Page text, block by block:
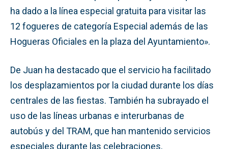
ha dado a la línea especial gratuita para visitar las
12 fogueres de categoría Especial además de las
Hogueras Oficiales en la plaza del Ayuntamiento».
De Juan ha destacado que el servicio ha facilitado
los desplazamientos por la ciudad durante los días
centrales de las fiestas. También ha subrayado el
uso de las líneas urbanas e interurbanas de
autobús y del TRAM, que han mantenido servicios
especiales durante las celebraciones.